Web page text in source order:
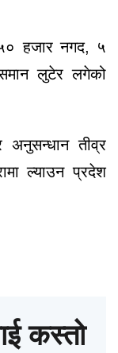
हजार नगद, ५
लुटेर लगेको
अनुसन्धान तीव्र
ल्याउन प्रदेश
कस्तो